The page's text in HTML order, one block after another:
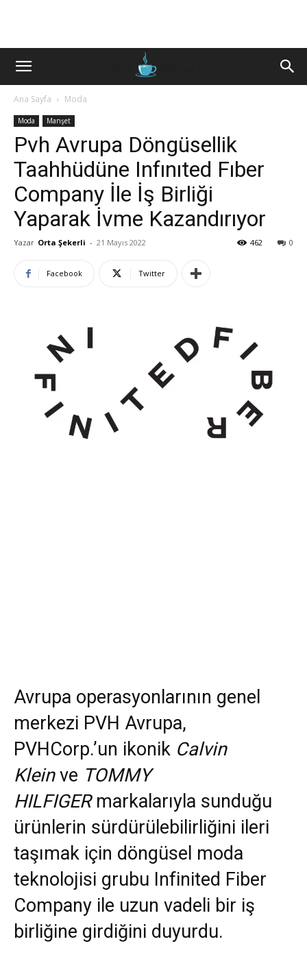
Ana Sayfa Moda
Moda Manşet
Pvh Avrupa Döngüsellik
Taahhüdüne Infınıted Fıber
Company İle İş Birliği
Yaparak İvme Kazandırıyor
Yazar Orta Şekerli - 21 Mayıs 2022 0
462
Facebook Twitter
Avrupa operasyonlarının genel
merkezi PVH Avrupa,
PVHCorp.’un ikonik Calvin
Kleinve TOMMY
HILFIGER markalarıyla sunduğu
ürünlerin sürdürülebilirliğini ileri
taşımak için döngüsel moda
teknolojisi grubu Infinited Fiber
Company ile uzun vadeli bir iş
birliğine girdiğini duyurdu.